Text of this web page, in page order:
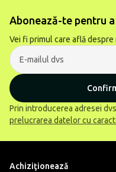
Abonează-te pentru
Vei fi primul care află
Prin introducerea adresei
prelucrarea datelor cu
Achiziţionează